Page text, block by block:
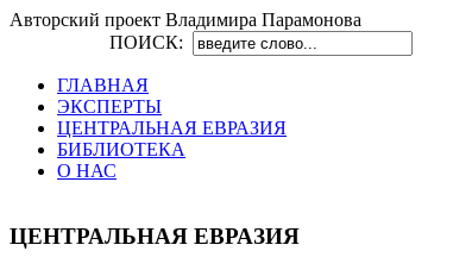
Авторский проект Владимира Парамонова
ПОИСК:
ГЛАВНАЯ
ЭКСПЕРТЫ
ЦЕНТРАЛЬНАЯ ЕВРАЗИЯ
БИБЛИОТЕКА
О НАС
ЦЕНТРАЛЬНАЯ ЕВРАЗИЯ